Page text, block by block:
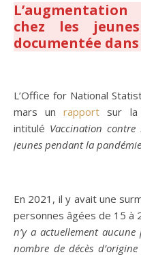
chez les
documentée dans
L’Office for National
mars unrapport sur la
intitulé Vaccination
jeunes pendant la
En 2021, il y avait une
personnes âgées de 15 à
n’y a actuellement
nombre de décès